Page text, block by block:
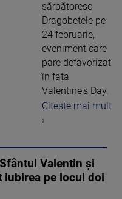
sărbătoresc
Dragobetele pe
24 februarie,
eveniment care
pare defavorizat
în fața
Valentine's Day.
Citeste mai mult
›
Valentin și
iubirea pe locul doi